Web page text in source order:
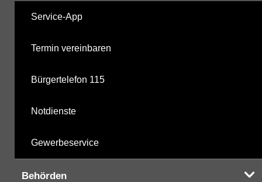
Service-App
Termin vereinbaren
Bürgertelefon 115
Notdienste
Gewerbeservice
Behörden